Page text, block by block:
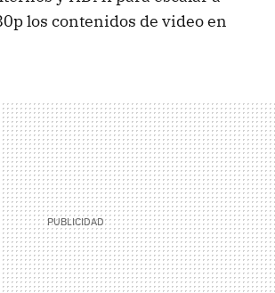
los contenidos de video en